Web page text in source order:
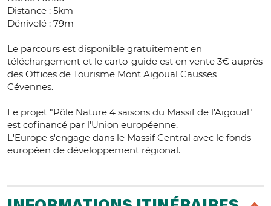
Distance : 5km
Dénivelé : 79m
Le parcours est disponible gratuitement en
téléchargement et le carto-guide est en vente 3€ auprès
des Offices de Tourisme Mont Aigoual Causses
Cévennes.
Le projet "Pôle Nature 4 saisons du Massif de l'Aigoual"
est cofinancé par l'Union européenne.
L'Europe s'engage dans le Massif Central avec le fonds
européen de développement régional.